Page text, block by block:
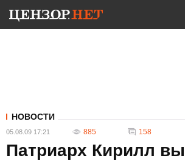
НОВОСТИ
05.08.09 17:21 885 158
Патриарх Кирилл